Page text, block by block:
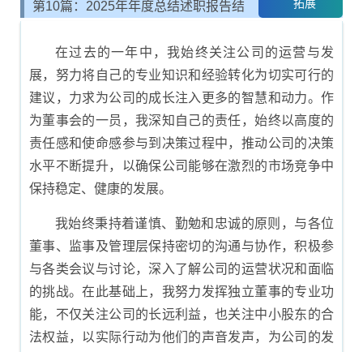
第10篇：2025年年度总结述职报告结 拓展
在过去的一年中，我始终关注公司的运营与发
展，努力将自己的专业知识和经验转化为切实可行的
建议，力求为公司的成长注入更多的智慧和动力。作
为董事会的一员，我深知自己的责任，始终以高度的
责任感和使命感参与到决策过程中，推动公司的决策
水平不断提升，以确保公司能够在激烈的市场竞争中
保持稳定、健康的发展。
我始终秉持着谨慎、勤勉和忠诚的原则，与各位
董事、监事及管理层保持密切的沟通与协作，积极参
与各类会议与讨论，深入了解公司的运营状况和面临
的挑战。在此基础上，我努力发挥独立董事的专业功
能，不仅关注公司的长远利益，也关注中小股东的合
法权益，以实际行动为他们的声音发声，为公司的发